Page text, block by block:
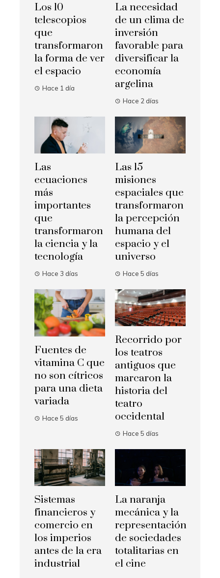
Los 10
telescopios
que
transformaron
la forma de ver
el espacio
Hace 1 día
La necesidad
de un clima de
inversión
favorable para
diversificar la
economía
argelina
Hace 2 días
Las
ecuaciones
más
importantes
que
transformaron
la ciencia y la
tecnología
Hace 3 días
Las 15
misiones
espaciales que
transformaron
la percepción
humana del
espacio y el
universo
Hace 5 días
Fuentes de
vitamina C que
no son cítricos
para una dieta
variada
Hace 5 días
Recorrido por
los teatros
antiguos que
marcaron la
historia del
teatro
occidental
Hace 5 días
Sistemas
financieros y
comercio en
los imperios
antes de la era
industrial
La naranja
mecánica y la
representación
de sociedades
totalitarias en
el cine